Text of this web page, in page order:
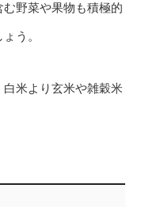
野菜や果物も積極的
う。
米より玄米や雑穀米